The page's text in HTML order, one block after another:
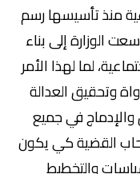
منذ تأسيسها رسم
الوزارة إلى بناء
لما لهذا الأمر
وتحقيق العدالة
في جميع
القضية كي يكون
والتخطيط